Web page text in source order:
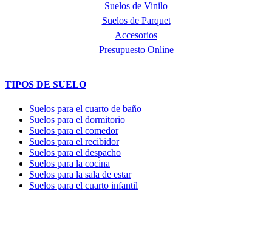
Suelos de Vinilo
Suelos de Parquet
Accesorios
Presupuesto Online
TIPOS DE SUELO
Suelos para el cuarto de baño
Suelos para el dormitorio
Suelos para el comedor
Suelos para el recibidor
Suelos para el despacho
Suelos para la cocina
Suelos para la sala de estar
Suelos para el cuarto infantil